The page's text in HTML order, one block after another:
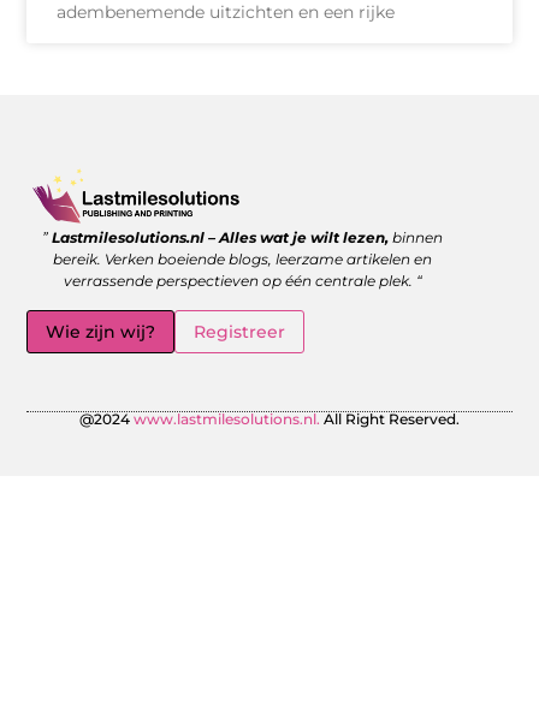
adembenemende uitzichten en een rijke
”Lastmilesolutions.nl – Alles wat je wilt lezen, binnen
bereik. Verken boeiende blogs, leerzame artikelen en
verrassende perspectieven op één centrale plek. “
Wie zijn wij? Registreer
@2024 www.lastmilesolutions.nl. All Right Reserved.